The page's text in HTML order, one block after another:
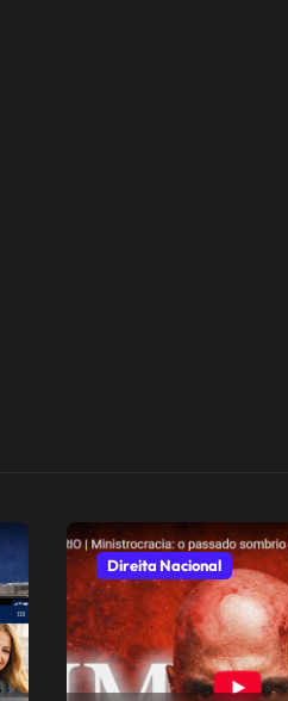
Direita Nacional